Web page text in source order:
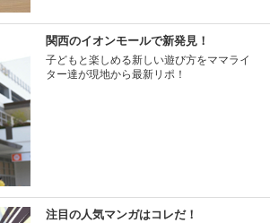
関西のイオンモールで新発見！
子どもと楽しめる新しい遊び方をママライ
ター達が現地から最新リポ！
注目の人気マンガはコレだ！